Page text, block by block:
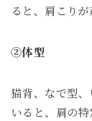
ると、肩こりが
②体型
猫背、なで型
いると、肩の